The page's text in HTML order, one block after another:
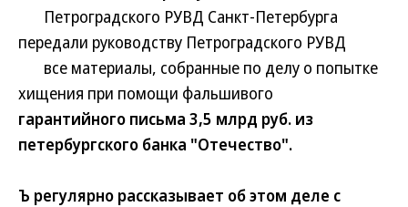
Петроградского РУВД Санкт-Петербурга
передали руководству Петроградского РУВД
все материалы, собранные по делу о попытке
хищения при помощи фальшивого
гарантийного письма 3,5 млрд руб. из
петербургского банка "Отечество".
Ъ регулярно рассказывает об этом деле с